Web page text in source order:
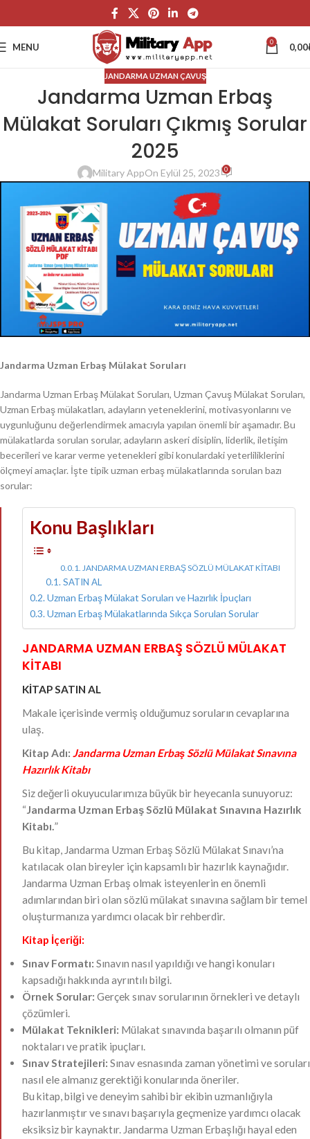
MENU 0 0,00
JANDARMA UZMAN ÇAVUŞ
Jandarma Uzman Erbaş
Mülakat Soruları Çıkmış Sorular
2025
Military AppOn Eylül 25, 2023 0
Jandarma Uzman Erbaş Mülakat Soruları
Jandarma Uzman Erbaş Mülakat Soruları, Uzman Çavuş Mülakat Soruları,
Uzman Erbaş mülakatları, adayların yeteneklerini, motivasyonlarını ve
uygunluğunu değerlendirmek amacıyla yapılan önemli bir aşamadır. Bu
mülakatlarda sorulan sorular, adayların askeri disiplin, liderlik, iletişim
becerileri ve karar verme yetenekleri gibi konulardaki yeterliliklerini
ölçmeyi amaçlar. İşte tipik uzman erbaş mülakatlarında sorulan bazı
sorular:
Konu Başlıkları
JANDARMA UZMAN ERBAŞ SÖZLÜ MÜLAKAT KİTABI
SATIN AL
Uzman Erbaş Mülakat Soruları ve Hazırlık İpuçları
Uzman Erbaş Mülakatlarında Sıkça Sorulan Sorular
JANDARMA UZMAN ERBAŞ SÖZLÜ MÜLAKAT
KİTABI
KİTAP SATIN AL
Makale içerisinde vermiş olduğumuz soruların cevaplarına
ulaş.
Kitap Adı: Jandarma Uzman Erbaş Sözlü Mülakat Sınavına
Hazırlık Kitabı
Siz değerli okuyucularımıza büyük bir heyecanla sunuyoruz:
“Jandarma Uzman Erbaş Sözlü Mülakat Sınavına Hazırlık
Kitabı.”
Bu kitap, Jandarma Uzman Erbaş Sözlü Mülakat Sınavı’na
katılacak olan bireyler için kapsamlı bir hazırlık kaynağıdır.
Jandarma Uzman Erbaş olmak isteyenlerin en önemli
adımlarından biri olan sözlü mülakat sınavına sağlam bir temel
oluşturmanıza yardımcı olacak bir rehberdir.
Kitap İçeriği:
Sınav Formatı: Sınavın nasıl yapıldığı ve hangi konuları
kapsadığı hakkında ayrıntılı bilgi.
Örnek Sorular: Gerçek sınav sorularının örnekleri ve detaylı
çözümleri.
Mülakat Teknikleri: Mülakat sınavında başarılı olmanın püf
noktaları ve pratik ipuçları.
Sınav Stratejileri: Sınav esnasında zaman yönetimi ve soruları
nasıl ele almanız gerektiği konularında öneriler.
Bu kitap, bilgi ve deneyim sahibi bir ekibin uzmanlığıyla
hazırlanmıştır ve sınavı başarıyla geçmenize yardımcı olacak
eksiksiz bir kaynaktır. Jandarma Uzman Erbaşlığı hayal eden